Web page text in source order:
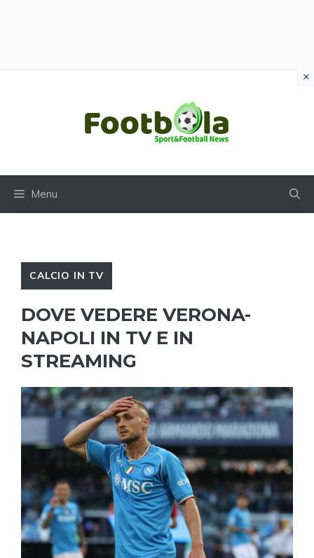
Menu
CALCIO IN TV
DOVE VEDERE VERONA-
NAPOLI IN TV E IN
STREAMING
×